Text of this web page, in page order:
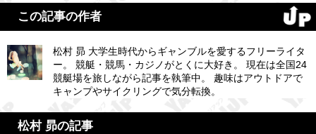
この記事の作者
松村 昴 大学生時代からギャンブルを愛するフリーライタ
ー。 競艇・競馬・カジノがとくに大好き。 現在は全国24
競艇場を旅しながら記事を執筆中。 趣味はアウトドアで
キャンプやサイクリングで気分転換。
松村 昴の記事